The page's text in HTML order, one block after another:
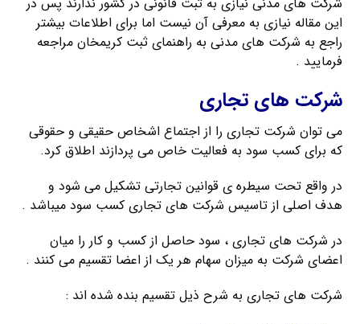
این مقاله نیازی به معرفی آن نیست اما برای اطلاعات بیشتر
راجع به شرکت های مدنی به راهنمای ثبت کریمخان مراجعه
فرمایید .
شرکت های تجاری
می توان شرکت تجاری را از اجتماع اشخاص حقیقی و حقوقی
که برای کسب سود به فعالیت خاص می پردازند اطلاق کرد.
در واقع تحت سیطره ی قوانین تجارتی تشکیل می شود و
هدف اصلی از تاسیس شرکت های تجاری کسب سود میباشد .
در شرکت های تجاری ، سود حاصل از کسب و کار را میان
اعضای شرکت به میزان سهام هر یک از اعضا تقسیم می کنند .
شرکت های تجاری به شرح ذیل تقسیم بنده شده اند :